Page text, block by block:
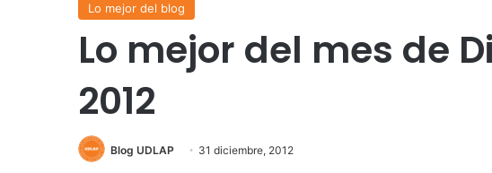
Lo mejor del blog
Lo mejor del mes de
2012
Blog UDLAP 31 diciembre, 2012